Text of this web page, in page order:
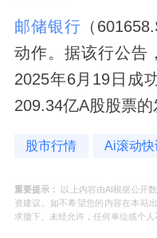
邮储银行 （
动作。据该行公告
2025年6月19日成
209.34亿A股股票的
股市行情 Ai滚动快
重要提示：
以上内容由AI根据公开
资建议。如不希望您的内容在本站
求撤下。未经允许，任何单位或个人